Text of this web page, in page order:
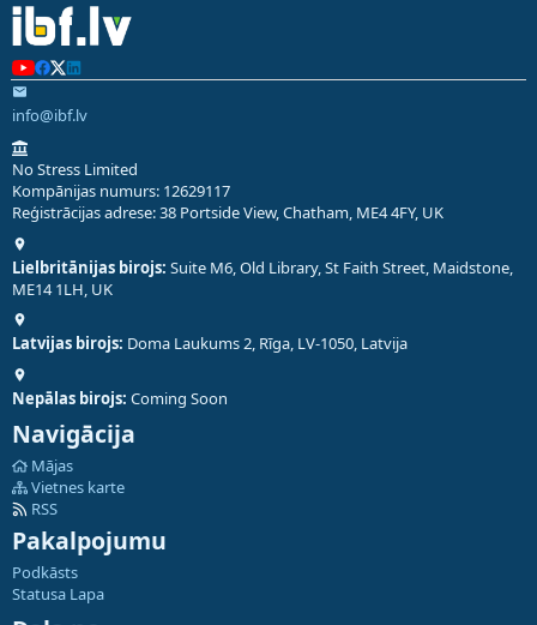
info@ibf.lv
No Stress Limited
Kompānijas numurs: 12629117
Reģistrācijas adrese: 38 Portside View, Chatham, ME4 4FY, UK
Lielbritānijas birojs: Suite M6, Old Library, St Faith Street, Maidstone,
ME14 1LH, UK
Latvijas birojs: Doma Laukums 2, Rīga, LV-1050, Latvija
Nepālas birojs: Coming Soon
Navigācija
Mājas
Vietnes karte
RSS
Pakalpojumu
Podkāsts
Statusa Lapa